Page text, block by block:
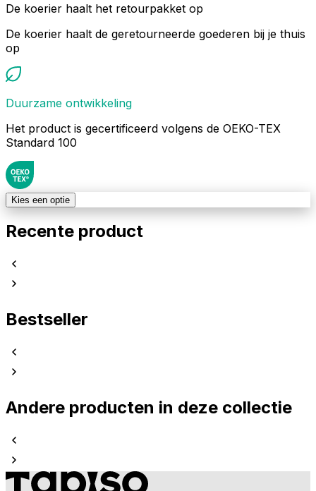
De koerier haalt het retourpakket op
De koerier haalt de geretourneerde goederen bij je thuis
op
Duurzame ontwikkeling
Het product is gecertificeerd volgens de OEKO-TEX
Standard 100
Kies een optie
Recente product
Bestseller
Andere producten in deze collectie